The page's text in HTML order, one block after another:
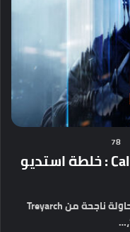
78
مراجعة Call of Duty: Black Ops 7 : خلطة استديو
تمهيد. تعتبر Call of Duty: Black Ops 7 محاولة ناجحة من Treyarch